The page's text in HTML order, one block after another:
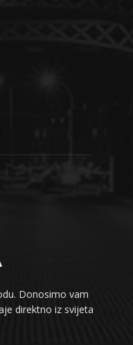
Donosimo vam
direktno iz svijeta